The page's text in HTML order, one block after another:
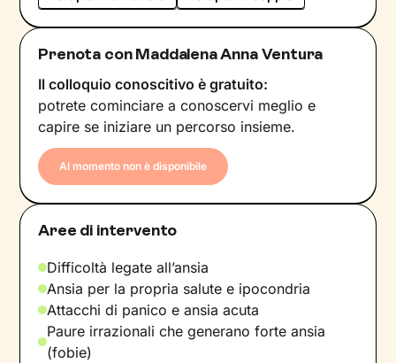
Prenota con Maddalena Anna Ventura
Il colloquio conoscitivo è gratuito:
potrete cominciare a conoscervi meglio e
capire se iniziare un percorso insieme.
Al momento non è disponibile
Aree di intervento
Difficoltà legate all’ansia
Ansia per la propria salute e ipocondria
Attacchi di panico e ansia acuta
Paure irrazionali che generano forte ansia
(fobie)